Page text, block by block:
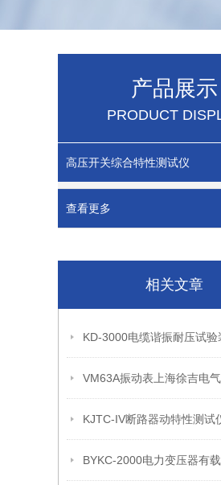
产品展示
PRODUCT
高压开关综合特性测试仪
查看更多
相关文章
VM63A振动表上海徐吉电气
BYKC-2000电力变压器有